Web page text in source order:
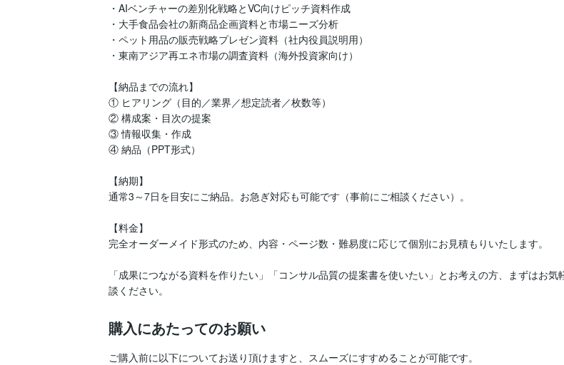
・AIベンチャーの差別化戦略とVC向けピッチ資料作成
・大手食品会社の新商品企画資料と市場ニーズ分析
・ペット用品の販売戦略プレゼン資料（社内役員説明用）
・東南アジア再エネ市場の調査資料（海外投資家向け）
【納品までの流れ】
① ヒアリング（目的／業界／想定読者／枚数等）
② 構成案・目次の提案
③ 情報収集・作成
④ 納品（PPT形式）
【納期】
通常3～7日を目安にご納品。お急ぎ対応も可能です（事前にご相談ください）。
【料金】
完全オーダーメイド形式のため、内容・ページ数・難易度に応じて個別にお見積もりいたします。
「成果につながる資料を作りたい」「コンサル品質の提案書を使いたい」とお考えの方、まずはお気
談ください。
購入にあたってのお願い
ご購入前に以下についてお送り頂けますと、スムーズにすすめることが可能です。